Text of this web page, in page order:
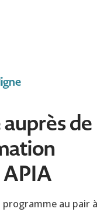
de
programme au pair à